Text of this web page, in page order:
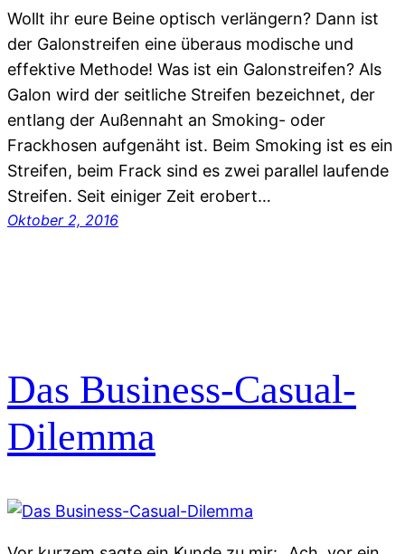
Wollt ihr eure Beine optisch verlängern? Dann ist
der Galonstreifen eine überaus modische und
effektive Methode! Was ist ein Galonstreifen? Als
Galon wird der seitliche Streifen bezeichnet, der
entlang der Außennaht an Smoking- oder
Frackhosen aufgenäht ist. Beim Smoking ist es ein
Streifen, beim Frack sind es zwei parallel laufende
Streifen. Seit einiger Zeit erobert…
Oktober 2, 2016
Das Business-Casual-
Dilemma